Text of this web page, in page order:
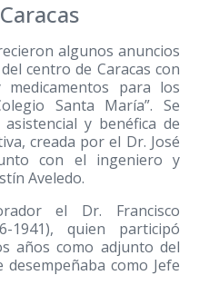
algunos anuncios
centro de Caracas con
para los
Santa María”. Se
y benéfica de
creada por el Dr. José
con el ingeniero y
Aveledo.
el Dr. Francisco
1941), quien participó
años como adjunto del
como Jefe